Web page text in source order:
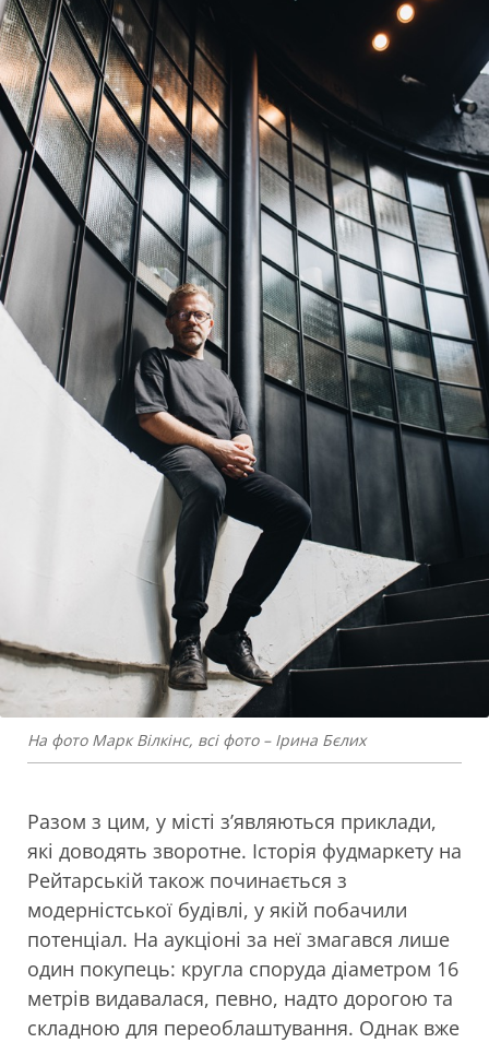
На фото Марк Вілкінс, всі фото – Ірина Бєлих
Разом з цим, у місті з’являються приклади,
які доводять зворотне. Історія фудмаркету на
Рейтарській також починається з
модерністської будівлі, у якій побачили
потенціал. На аукціоні за неї змагався лише
один покупець: кругла споруда діаметром 16
метрів видавалася, певно, надто дорогою та
складною для переоблаштування. Однак вже